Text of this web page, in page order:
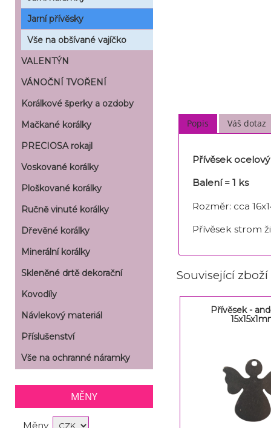
Popis Váš dotaz
Přívěsek
Balení = 1 ks
Rozměr: cca
Přívěsek strom
Související zboží
Přívěsek -
Jarní přívěsky
Vše na obšívané vajíčko
VALENTÝN
VÁNOČNÍ TVOŘENÍ
Korálkové šperky a ozdoby
Mačkané korálky
PRECIOSA rokajl
Voskované korálky
Ploškované korálky
Ručně vinuté korálky
Dřevěné korálky
Minerální korálky
Skleněné drtě dekorační
Kovodíly
Návlekový materiál
Příslušenství
Vše na ochranné náramky
MĚNY
Měny